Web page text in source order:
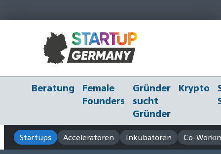
Beratung
Female
Founders
Gründer
sucht
Gründer
Krypto
Startups Acceleratoren Inkubatoren Co-